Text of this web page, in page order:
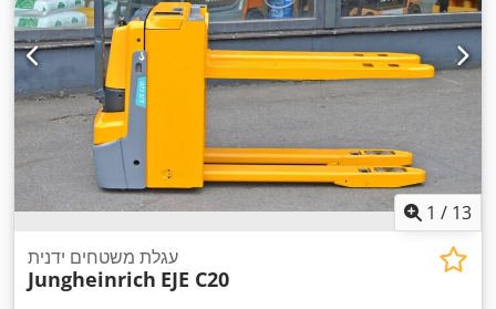
1 / 13
עגלת משטחים ידנית
Jungheinrich EJE C20